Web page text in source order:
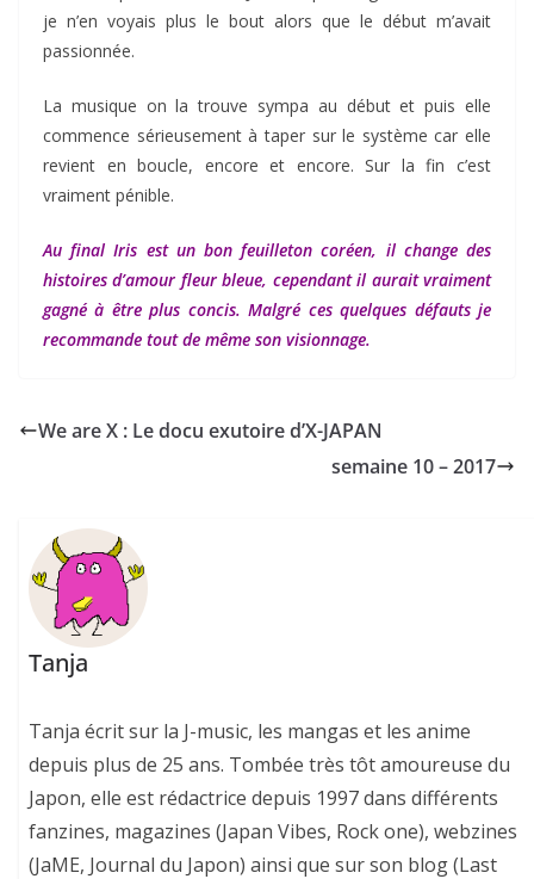
je n’en voyais plus le bout alors que le début m’avait
passionnée.
La musique on la trouve sympa au début et puis elle
commence sérieusement à taper sur le système car elle
revient en boucle, encore et encore. Sur la fin c’est
vraiment pénible.
Au final Iris est un bon feuilleton coréen, il change des
histoires d’amour fleur bleue, cependant il aurait vraiment
gagné à être plus concis. Malgré ces quelques défauts je
recommande tout de même son visionnage.
We are X : Le docu exutoire d’X-JAPAN
semaine 10 – 2017
Tanja
Tanja écrit sur la J-music, les mangas et les anime
depuis plus de 25 ans. Tombée très tôt amoureuse du
Japon, elle est rédactrice depuis 1997 dans différents
fanzines, magazines (Japan Vibes, Rock one), webzines
(JaME, Journal du Japon) ainsi que sur son blog (Last